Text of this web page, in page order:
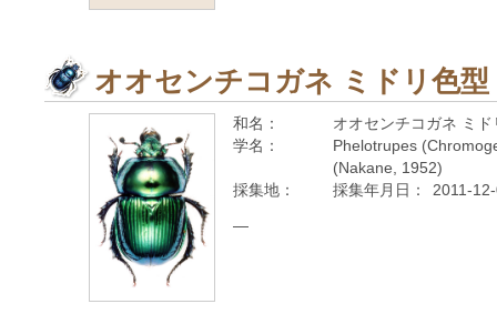
オオセンチコガネ ミドリ色型
和名：
オオセンチコガネ ミド
学名：
Phelotrupes
(Nakane, 1952)
採集地：
採集年月日： 2011-
—